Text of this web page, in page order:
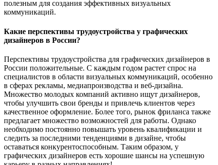
полезным для создания эффективных визуальных
коммуникаций.
Какие перспективы трудоустройства у графических
дизайнеров в России?
Перспективы трудоустройства для графических дизайнеров в
России положительные. С каждым годом растет спрос на
специалистов в области визуальных коммуникаций, особенно
в сферах рекламы, медиапроизводства и веб-дизайна.
Множество молодых компаний активно ищут дизайнеров,
чтобы улучшить свои бренды и привлечь клиентов через
качественное оформление. Более того, рынок фриланса также
предлагает множество возможностей для работы. Однако
необходимо постоянно повышать уровень квалификации и
следить за последними тенденциями в дизайне, чтобы
оставаться конкурентоспособным. Таким образом, у
графических дизайнеров есть хорошие шансы на успешную